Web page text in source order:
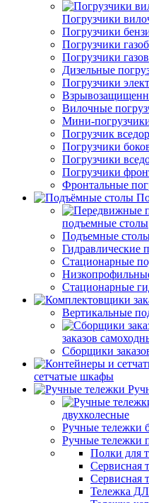
Погрузчики
Погрузчики
Погрузчики
Погрузчики
Дизельные
Погрузчики
Вилочные
Мини-
Погрузчик
Погрузчики
Погрузчики
Погрузчики
Фронтальные
подъемные столы
Подъемные
Гидравлические
Стационарные
Стационарные
Вертикальные
заказов
Сборщики
сетчатые шкафы
двухколесные
Ручные тележки
Ручные тележки
Полки для
Сервисная
Сервисная
Тележка